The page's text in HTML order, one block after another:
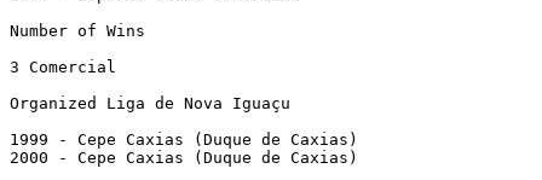
Number of Wins
3 Comercial
Organized Liga de Nova Iguaçu
1999 - Cepe Caxias (Duque de Caxias)
2000 - Cepe Caxias (Duque de Caxias)